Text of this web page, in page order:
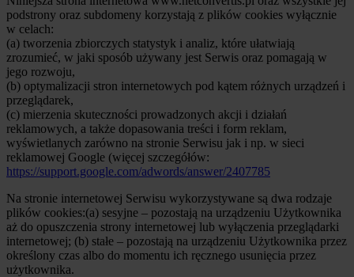
podstrony oraz subdomeny korzystają z plików cookies wyłącznie
w celach:
(a) tworzenia zbiorczych statystyk i analiz, które ułatwiają
zrozumieć, w jaki sposób używany jest Serwis oraz pomagają w
jego rozwoju,
(b) optymalizacji stron internetowych pod kątem różnych urządzeń i
przeglądarek,
(c) mierzenia skuteczności prowadzonych akcji i działań
reklamowych, a także dopasowania treści i form reklam,
wyświetlanych zarówno na stronie Serwisu jak i np. w sieci
reklamowej Google (więcej szczegółów:
https://support.google.com/adwords/answer/2407785
Na stronie internetowej Serwisu wykorzystywane są dwa rodzaje
plików cookies:(a) sesyjne – pozostają na urządzeniu Użytkownika
aż do opuszczenia strony internetowej lub wyłączenia przeglądarki
internetowej; (b) stałe – pozostają na urządzeniu Użytkownika przez
określony czas albo do momentu ich ręcznego usunięcia przez
użytkownika.